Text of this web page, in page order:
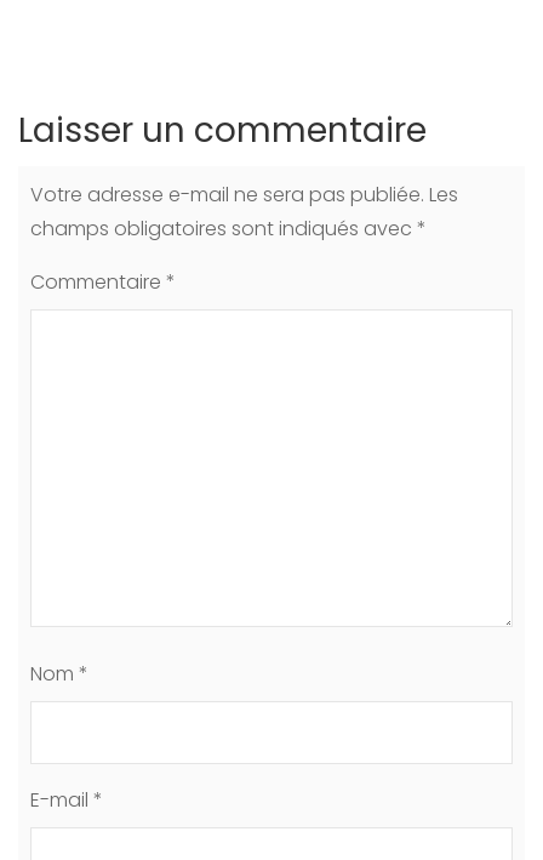
Laisser un commentaire
Votre adresse e-mail ne sera pas publiée. Les
champs obligatoires sont indiqués avec *
Commentaire *
Nom *
E-mail *